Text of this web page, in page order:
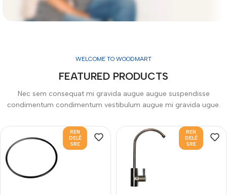
FASHION
Shop Now
WELCOME TO WOODMART
FEATURED PRODUCTS
Nec sem consequat mi gravida augue augue suspendisse
condimentum condimentum vestibulum augue mi gravida ugue.
REN
DELÉ
SRE
REN
DELÉ
SRE